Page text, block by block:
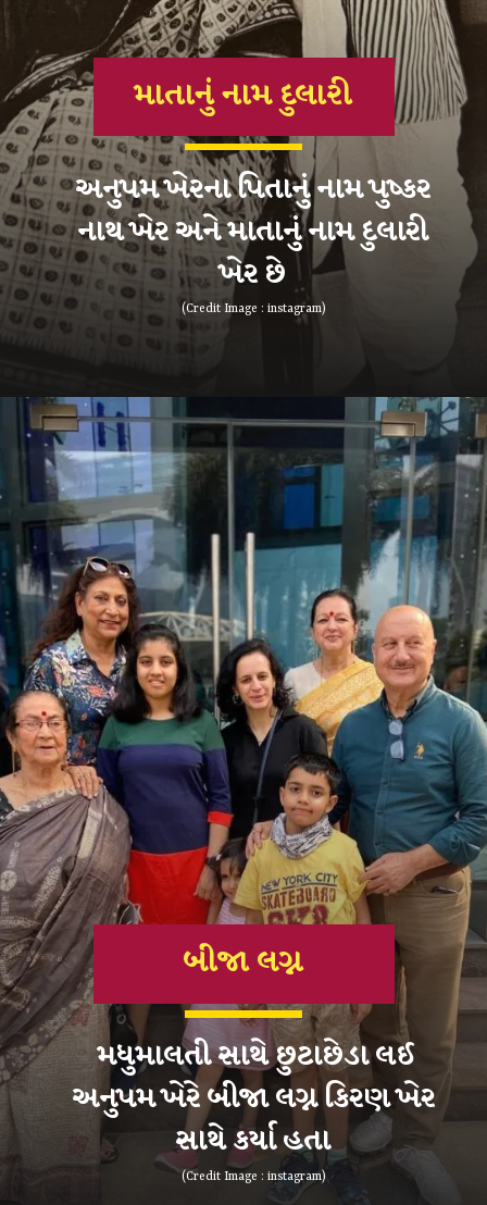
(Credit Image : instagram)
અનુપમ ખેરના પિતાનું નામ પુષ્કર
નાથ ખેર અને માતાનું નામ દુલારી
ખેર છે
માતાનું નામ દુલારી
(Credit Image : instagram)
મધુમાલતી સાથે છુટાછેડા લઈ
અનુપમ ખેરે બીજા લગ્ન કિરણ ખેર
સાથે કર્યા હતા
બીજા લગ્ન